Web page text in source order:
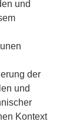
und
der
und
Kontext